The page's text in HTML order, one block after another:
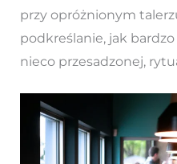
przy opróżnionym
podkreślanie, jak
nieco przesadzonej,